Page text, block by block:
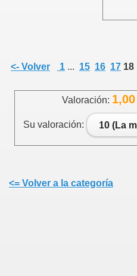
<- Volver 1 ... 15 16 17 18
Valoración: 1,00
Su valoración: 10 (La
<= Volver a la categoría